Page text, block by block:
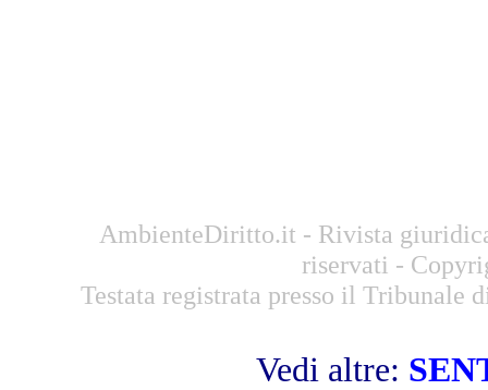
AmbienteDiritto.it - Rivista
riservati -
Testata registrata presso il Tribunale
Vedi altre: